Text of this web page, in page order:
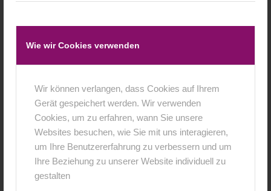
Wie wir Cookies verwenden
Wir können verlangen, dass Cookies auf Ihrem
Gerät gespeichert werden. Wir verwenden
Cookies, um zu erfahren, wann Sie unsere
Websites besuchen, wie Sie mit uns interagieren,
um Ihre Benutzererfahrung zu verbessern und um
Ihre Beziehung zu unserer Website individuell zu
gestalten
0
KOMMENTARE
Hinterlasse einen Kommentar